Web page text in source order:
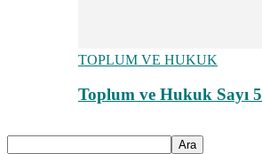
TOPLUM VE HUKUK
Toplum ve Hukuk Sayı 5